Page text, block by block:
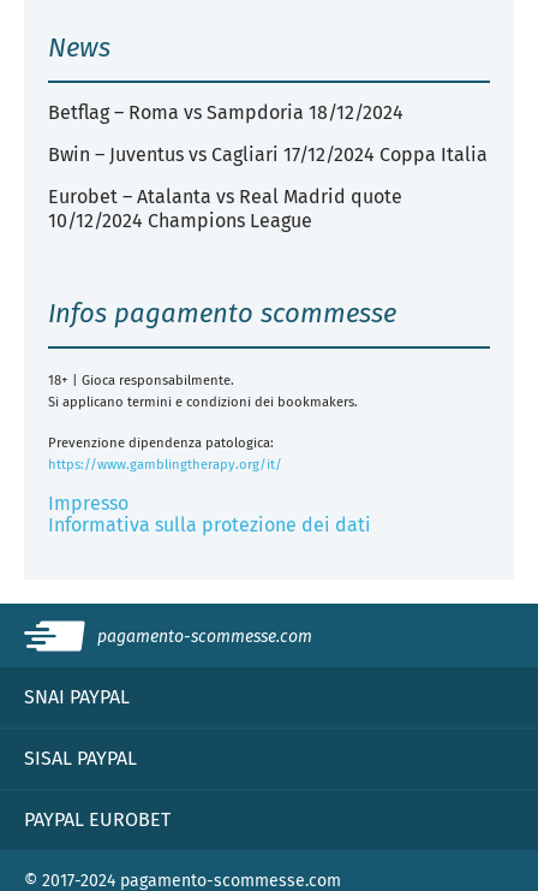
News
Betflag – Roma vs Sampdoria 18/12/2024
Bwin – Juventus vs Cagliari 17/12/2024 Coppa Italia
Eurobet – Atalanta vs Real Madrid quote
10/12/2024 Champions League
Infos pagamento scommesse
18+ | Gioca responsabilmente.
Si applicano termini e condizioni dei bookmakers.
Prevenzione dipendenza patologica:
https://www.gamblingtherapy.org/it/
Impresso
Informativa sulla protezione dei dati
pagamento-scommesse.com
SNAI PAYPAL
SISAL PAYPAL
PAYPAL EUROBET
© 2017-2024 pagamento-scommesse.com